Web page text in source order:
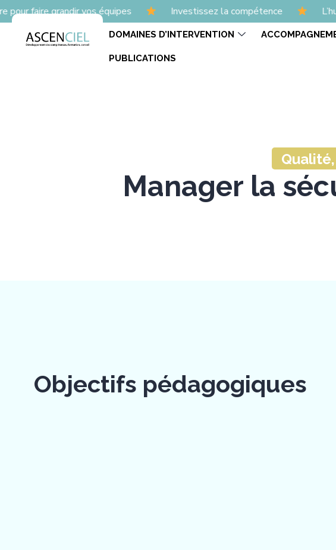
grandir vos équipes Investissez la compétence L’humain est
DOMAINES D’INTERVENTION
PUBLICATIONS
Manager la
Objectifs pédagogiques